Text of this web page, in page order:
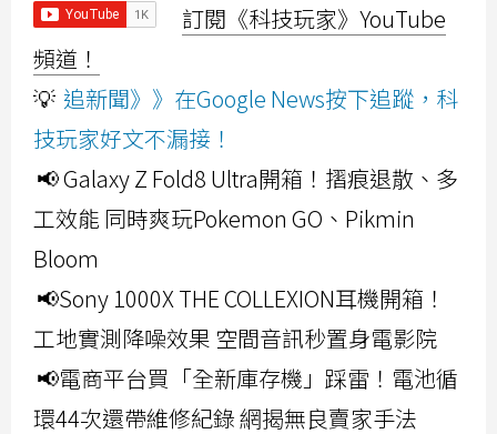
訂閱《科技玩家》YouTube
頻道！
💡 追新聞》》在Google News按下追蹤，科
技玩家好文不漏接！
📢 Galaxy Z Fold8 Ultra開箱！摺痕退散、多
工效能 同時爽玩Pokemon GO、Pikmin
Bloom
📢Sony 1000X THE COLLEXION耳機開箱！
工地實測降噪效果 空間音訊秒置身電影院
📢電商平台買「全新庫存機」踩雷！電池循
環44次還帶維修紀錄 網揭無良賣家手法